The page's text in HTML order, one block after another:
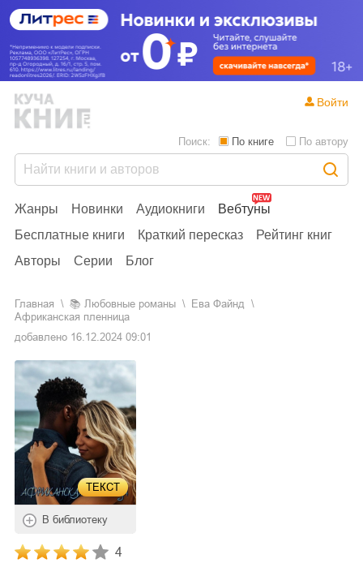
Жанры Новинки Аудиокниги
Вебтуны
Бесплатные книги
Краткий пересказ
Рейтинг книг
Авторы
Серии Блог
Поиск: По книге По автору
Войти
Главная 📚 любовные романы
Ева Файнд
Африканская пленница
добавлено 16.12.2024 09:01
ТЕКСТ
В библиотеку
4